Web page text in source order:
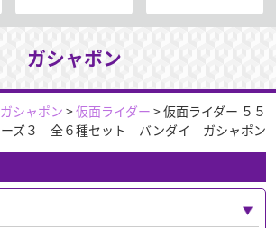
ガシャポン
ガシャポン >仮面ライダー >仮面ライダー ５５
ズ３ 全６種セット バンダイ ガシャポン